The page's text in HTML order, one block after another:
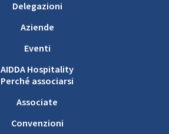
Delegazioni
Aziende
Eventi
AIDDA Hospitality
Perché associarsi
Associate
Convenzioni